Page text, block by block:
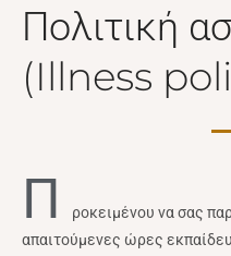
Πολιτική
(Illness
Π
ροκειμένου να σας
απαιτούμενες ώρες